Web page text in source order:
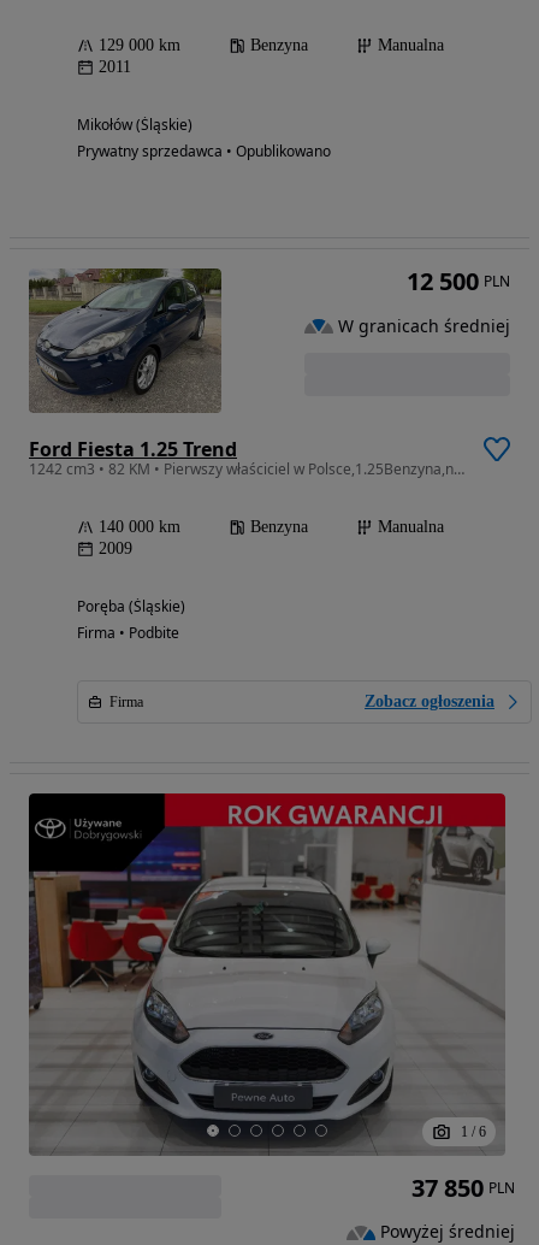
129 000 km Benzyna
Manualna
2011
Mikołów (Śląskie)
Prywatny sprzedawca • Opublikowano
Ford Fiesta 1.25 Trend
1242 cm3 • 82 KM • Pierwszy właściciel w Polsce,1.25Benzyna,niski przebieg
140 000 km Benzyna
Manualna
2009
Poręba (Śląskie)
Firma • Podbite
Firma Zobacz ogłoszenia
12 500 PLN
W granicach średniej
1 / 6
37 850 PLN
Powyżej średniej